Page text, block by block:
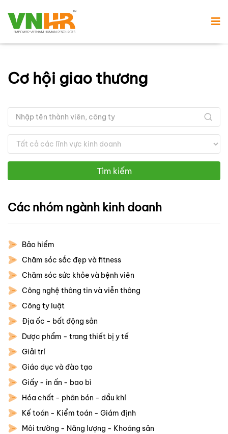
Cơ hội giao thương
Tìm kiếm
Các nhóm ngành kinh doanh
Bảo hiểm
Chăm sóc sắc đẹp và fitness
Chăm sóc sức khỏe và bệnh viên
Công nghệ thông tin và viễn thông
Công ty luật
Địa ốc - bất động sản
Dược phẩm - trang thiết bị y tế
Giải trí
Giáo dục và đào tạo
Giấy - in ấn - bao bì
Hóa chất - phân bón - dầu khí
Kế toán - Kiểm toán - Giám định
Môi trường - Năng lượng - Khoáng sản